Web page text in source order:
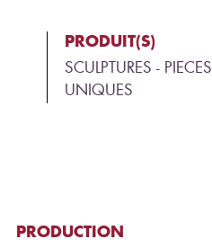
PRODUIT(S)
SCULPTURES - PIECES
UNIQUES
PRODUCTION